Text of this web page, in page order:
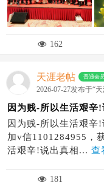
162
天涯老帖 普通会员
2026-07-27发布于“
因为贱-所以生活艰辛
因为贱-所以生活艰辛
加v信1101284955，
活艰辛!说出真相... 查
181